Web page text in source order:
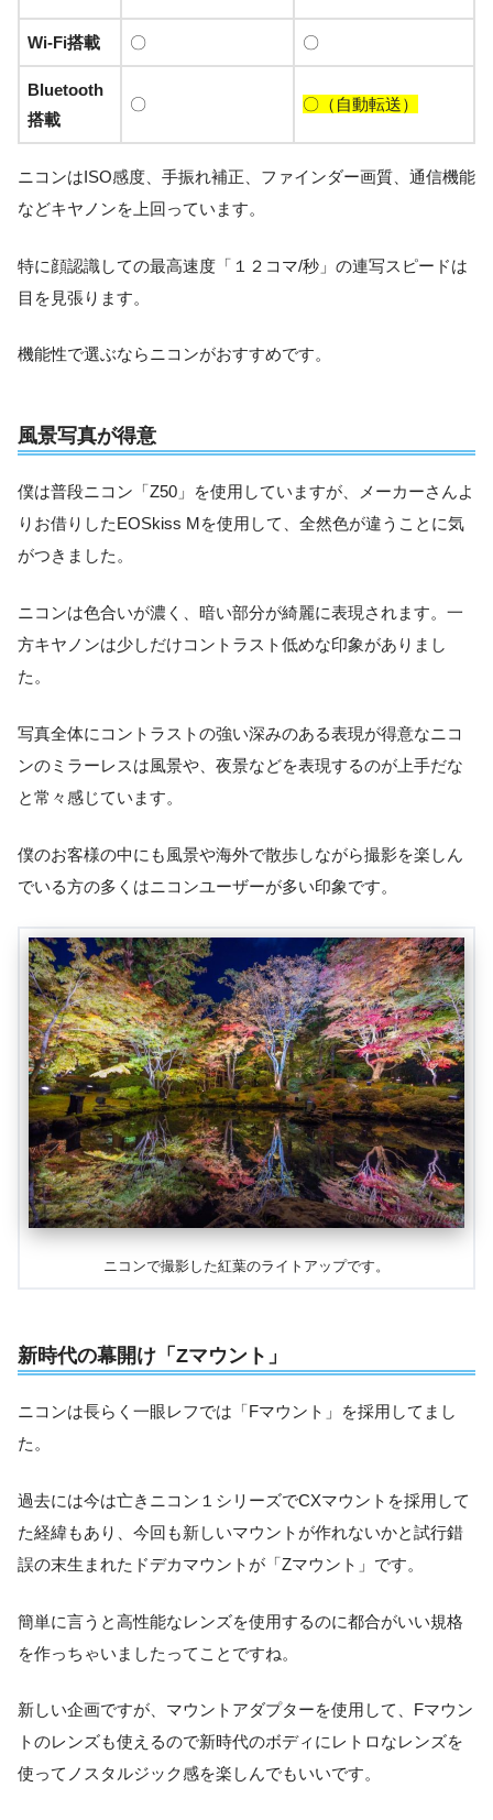
Wi-Fi搭載 〇 〇
Bluetooth
搭載
〇 〇（自動転送）
ニコンはISO感度、手振れ補正、ファインダー画質、通信機能
などキヤノンを上回っています。
特に顔認識しての最高速度「１２コマ/秒」の連写スピードは
目を見張ります。
機能性で選ぶならニコンがおすすめです。
風景写真が得意
僕は普段ニコン「Z50」を使用していますが、メーカーさんよ
りお借りしたEOSkiss Mを使用して、全然色が違うことに気
がつきました。
ニコンは色合いが濃く、暗い部分が綺麗に表現されます。一
方キヤノンは少しだけコントラスト低めな印象がありまし
た。
写真全体にコントラストの強い深みのある表現が得意なニコ
ンのミラーレスは風景や、夜景などを表現するのが上手だな
と常々感じています。
僕のお客様の中にも風景や海外で散歩しながら撮影を楽しん
でいる方の多くはニコンユーザーが多い印象です。
ニコンで撮影した紅葉のライトアップです。
新時代の幕開け「Zマウント」
ニコンは長らく一眼レフでは「Fマウント」を採用してまし
た。
過去には今は亡きニコン１シリーズでCXマウントを採用して
た経緯もあり、今回も新しいマウントが作れないかと試行錯
誤の末生まれたドデカマウントが「Zマウント」です。
簡単に言うと高性能なレンズを使用するのに都合がいい規格
を作っちゃいましたってことですね。
新しい企画ですが、マウントアダプターを使用して、Fマウン
トのレンズも使えるので新時代のボディにレトロなレンズを
使ってノスタルジック感を楽しんでもいいです。